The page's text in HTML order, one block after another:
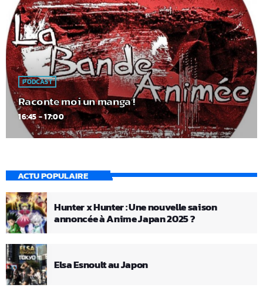
PODCAST
Raconte moi un manga !
16:45 - 17:00
ACTU POPULAIRE
Hunter x Hunter : Une nouvelle saison
annoncée à Anime Japan 2025 ?
Elsa Esnoult au Japon